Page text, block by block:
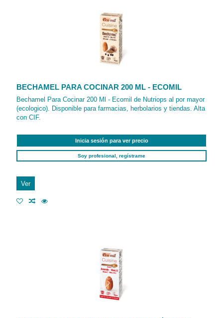
BECHAMEL PARA COCINAR 200 ML - ECOMIL
Bechamel Para Cocinar 200 Ml - Ecomil de Nutriops al por mayor
(ecologico). Disponible para farmacias, herbolarios y tiendas. Alta
con CIF.
Inicia sesión para ver precio
Soy profesional, regístrame
Ver